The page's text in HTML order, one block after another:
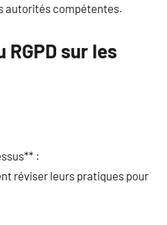
autorités compétentes.
sur les
:
réviser leurs pratiques pour